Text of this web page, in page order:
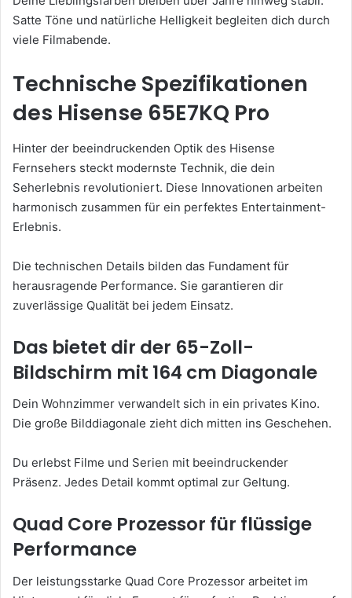
Satte Töne und natürliche Helligkeit begleiten dich durch
viele Filmabende.
Technische Spezifikationen
des Hisense 65E7KQ Pro
Hinter der beeindruckenden Optik des Hisense
Fernsehers steckt modernste Technik, die dein
Seherlebnis revolutioniert. Diese Innovationen arbeiten
harmonisch zusammen für ein perfektes Entertainment-
Erlebnis.
Die technischen Details bilden das Fundament für
herausragende Performance. Sie garantieren dir
zuverlässige Qualität bei jedem Einsatz.
Das bietet dir der 65-Zoll-
Bildschirm mit 164 cm Diagonale
Dein Wohnzimmer verwandelt sich in ein privates Kino.
Die große Bilddiagonale zieht dich mitten ins Geschehen.
Du erlebst Filme und Serien mit beeindruckender
Präsenz. Jedes Detail kommt optimal zur Geltung.
Quad Core Prozessor für flüssige
Performance
Der leistungsstarke Quad Core Prozessor arbeitet im